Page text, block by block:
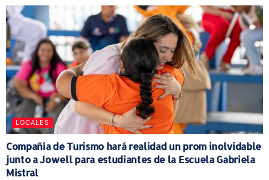
LOCALES
Compañía de Turismo hará realidad un prom inolvidable
junto a Jowell para estudiantes de la Escuela Gabriela
Mistral